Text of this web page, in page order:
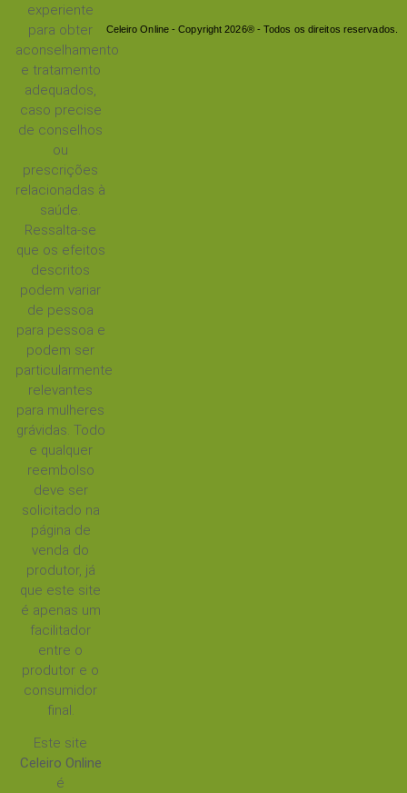
experiente
para obter
aconselhamento
e tratamento
adequados,
caso precise
de conselhos
ou
prescrições
relacionadas à
saúde.
Ressalta-se
que os efeitos
descritos
podem variar
de pessoa
para pessoa e
podem ser
particularmente
relevantes
para mulheres
grávidas. Todo
e qualquer
reembolso
deve ser
solicitado na
página de
venda do
produtor, já
que este site
é apenas um
facilitador
entre o
produtor e o
consumidor
final.
Este site
Celeiro Online
é
Celeiro Online - Copyright 2026® - Todos os direitos reservados.